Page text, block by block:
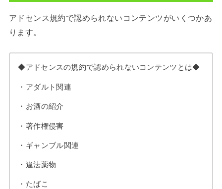
アドセンス規約で認められないコンテンツがいくつかあ
ります。
◆アドセンスの規約で認められないコンテンツとは◆
・アダルト関連
・お酒の紹介
・著作権侵害
・ギャンブル関連
・違法薬物
・たばこ